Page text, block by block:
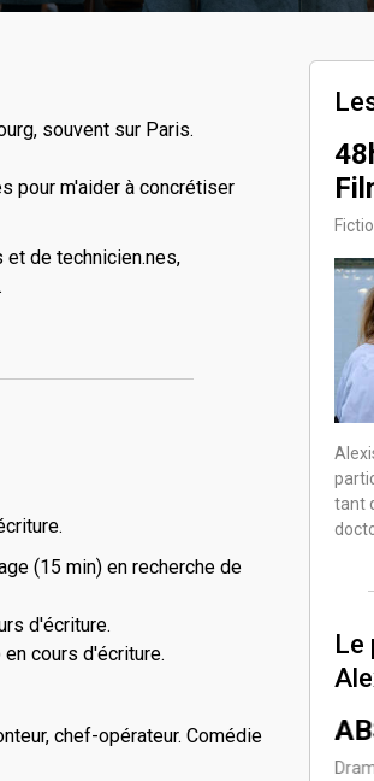
souvent sur Paris.
pour m'aider à concrétiser
de technicien.nes,
(15 min) en recherche de
d'écriture.
cours d'écriture.
chef-opérateur. Comédie
tant
Le
Je Vous Salue